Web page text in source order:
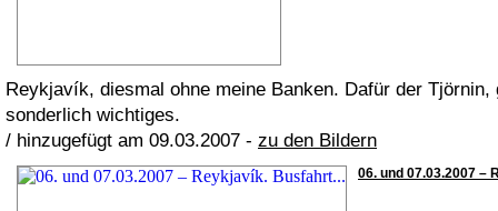
Reykjavík, diesmal ohne meine Banken. Dafür der
sonderlich wichtiges.
/ hinzugefügt am 09.03.2007 - zu den Bildern
06. und 07.03.2007 –